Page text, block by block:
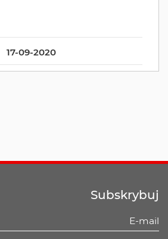
17-09-2020
Subskrybuj